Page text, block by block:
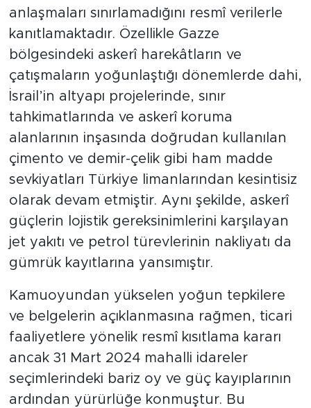
anlaşmaları sınırlamadığını resmî verilerle
kanıtlamaktadır. Özellikle Gazze
bölgesindeki askerî harekâtların ve
çatışmaların yoğunlaştığı dönemlerde dahi,
İsrail’in altyapı projelerinde, sınır
tahkimatlarında ve askerî koruma
alanlarının inşasında doğrudan kullanılan
çimento ve demir-çelik gibi ham madde
sevkiyatları Türkiye limanlarından kesintisiz
olarak devam etmiştir. Aynı şekilde, askerî
güçlerin lojistik gereksinimlerini karşılayan
jet yakıtı ve petrol türevlerinin nakliyatı da
gümrük kayıtlarına yansımıştır.
​Kamuoyundan yükselen yoğun tepkilere
ve belgelerin açıklanmasına rağmen, ticari
faaliyetlere yönelik resmî kısıtlama kararı
ancak 31 Mart 2024 mahalli idareler
seçimlerindeki bariz oy ve güç kayıplarının
ardından yürürlüğe konmuştur. Bu